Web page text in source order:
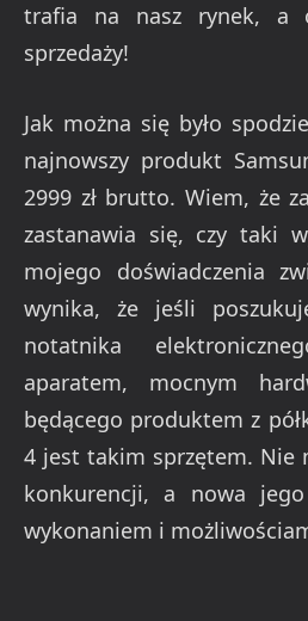
trafia na nasz rynek, a
sprzedaży!
Jak można się było
najnowszy produkt
2999 zł brutto. Wiem, że
zastanawia się, czy taki
mojego doświadczenia
wynika, że jeśli
notatnika
aparatem, mocnym
będącego produktem z
4 jest takim sprzętem. Nie
konkurencji, a nowa jego
wykonaniem i